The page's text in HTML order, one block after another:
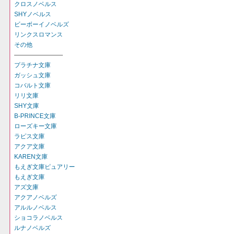
クロスノベルス
SHYノベルス
ビーボーイノベルズ
リンクスロマンス
その他
――――――――
プラチナ文庫
ガッシュ文庫
コバルト文庫
リリ文庫
SHY文庫
B-PRINCE文庫
ローズキー文庫
ラピス文庫
アクア文庫
KAREN文庫
もえぎ文庫ピュアリー
もえぎ文庫
アズ文庫
アクアノベルズ
アルルノベルス
ショコラノベルス
ルナノベルズ